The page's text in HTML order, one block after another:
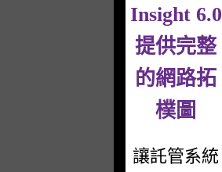
Insight 6.0
提供完整
的網路拓
樸圖
讓託管系統